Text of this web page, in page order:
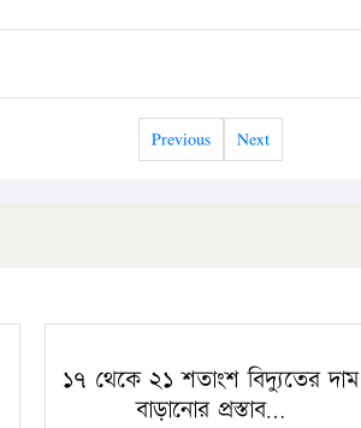
Previous Next
১৭ থেকে ২১ শতাংশ বিদ্যুতের দাম
বাড়ানোর প্রস্তাব…